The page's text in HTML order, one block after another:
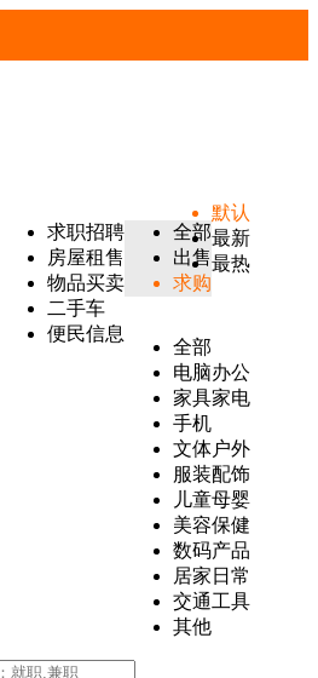
求职招聘
房屋租售
物品买卖
二手车
便民信息
全部
出售
求购
全部
电脑办公
家具家电
手机
文体户外
服装配饰
儿童母婴
美容保健
数码产品
居家日常
交通工具
其他
默认
最新
最热